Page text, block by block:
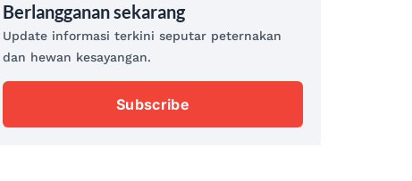
Berlangganan sekarang
Update informasi terkini seputar peternakan
dan hewan kesayangan.
Subscribe